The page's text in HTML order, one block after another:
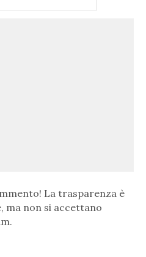
La trasparenza è
ma non si accettano